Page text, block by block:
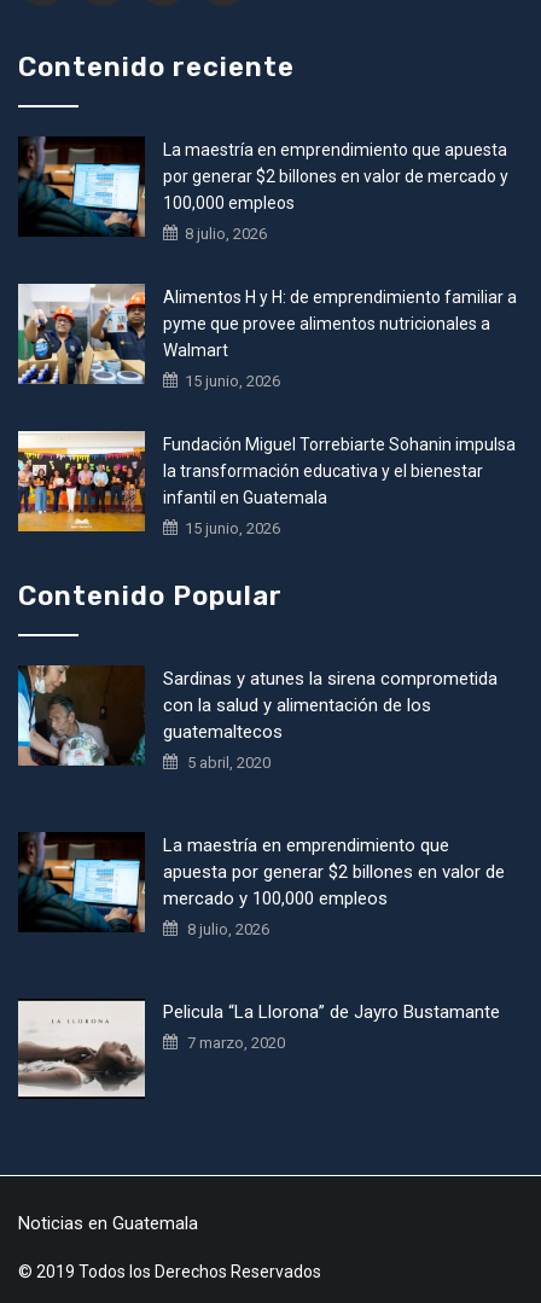
Contenido reciente
La maestría en emprendimiento que apuesta
por generar $2 billones en valor de mercado y
100,000 empleos
8 julio, 2026
Alimentos H y H: de emprendimiento familiar a
pyme que provee alimentos nutricionales a
Walmart
15 junio, 2026
Fundación Miguel Torrebiarte Sohanin impulsa
la transformación educativa y el bienestar
infantil en Guatemala
15 junio, 2026
Contenido Popular
Sardinas y atunes la sirena comprometida
con la salud y alimentación de los
guatemaltecos
5 abril, 2020
La maestría en emprendimiento que
apuesta por generar $2 billones en valor de
mercado y 100,000 empleos
8 julio, 2026
Pelicula “La Llorona” de Jayro Bustamante
7 marzo, 2020
Noticias en Guatemala
© 2019 Todos los Derechos Reservados